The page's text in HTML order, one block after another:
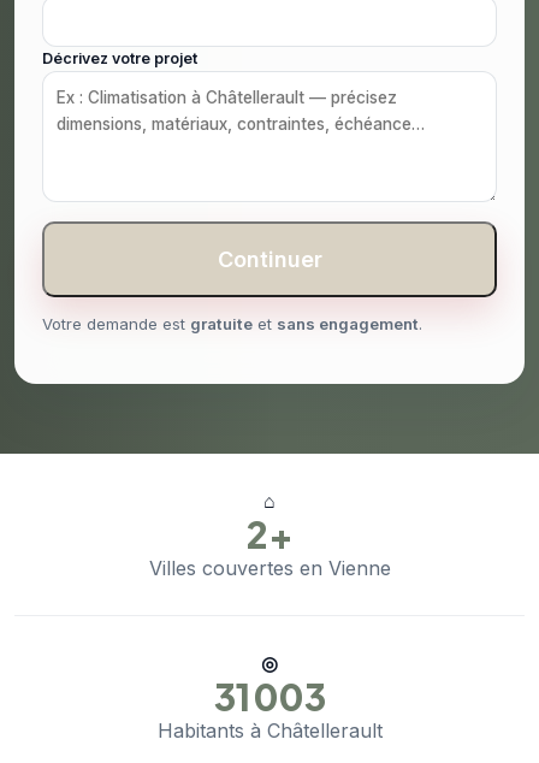
Décrivez votre projet
Continuer
Votre demande est gratuite et sans engagement.
⌂
2+
Villes couvertes en Vienne
◎
31 003
Habitants à Châtellerault